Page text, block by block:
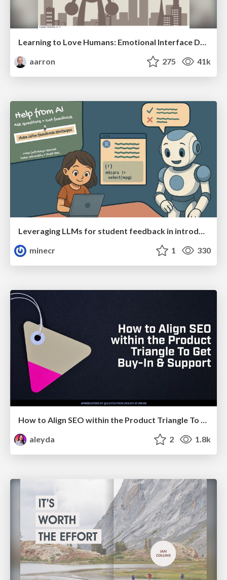
aarron
275 41k
Leveraging LLMs for student feedback in introductory data science courses - posit::conf(2025)
minecr
1 330
How to Align SEO within the Product Triangle To Get Buy-In & Support - #RIMC
aleyda
2 1.8k